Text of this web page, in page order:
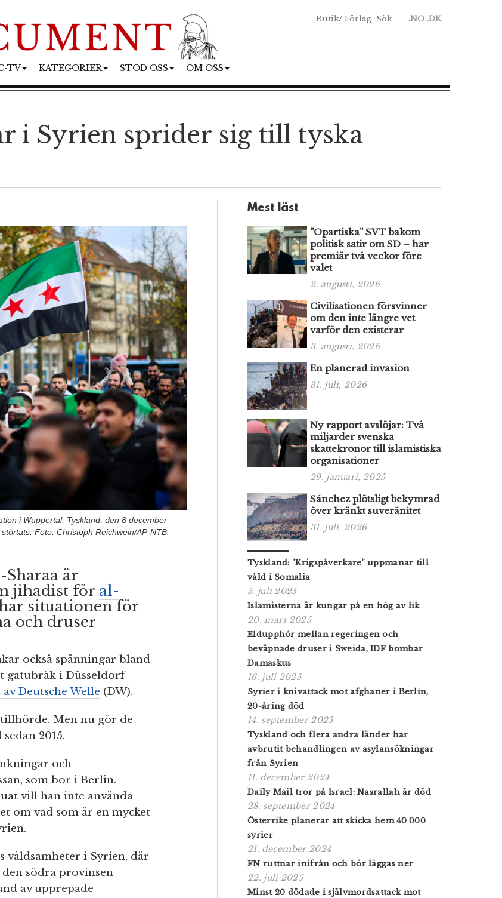
Butik/ Förlag Sök .NO .DK
TV KATEGORIER STÖD OSS OM OSS
i Syrien sprider sig till tyska
i Wuppertal, Tyskland, den 8 december
Foto: Christoph Reichwein/AP-NTB.
är
jihadist för al-
situationen för
och druser
också spänningar bland
gatubråk i Düsseldorf
Deutsche Welle (DW).
Men nu gör de
2015.
och
som bor i Berlin.
vill han inte använda
om vad som är en mycket
våldsamheter i Syrien, där
södra provinsen
av upprepade
Mest läst
”Opartiska” SVT bakom
politisk satir om SD – har
premiär två veckor före
valet
2. augusti, 2026
Civilisationen försvinner
om den inte längre vet
varför den existerar
3. augusti, 2026
En planerad invasion
31. juli, 2026
Ny rapport avslöjar: Två
miljarder svenska
skattekronor till islamistiska
organisationer
29. januari, 2025
Sánchez plötsligt bekymrad
över kränkt suveränitet
31. juli, 2026
Tyskland: "Krigspåverkare" uppmanar till
våld i Somalia
5. juli 2025
Islamisterna är kungar på en hög av lik
20. mars 2025
Eldupphör mellan regeringen och
beväpnade druser i Sweida, IDF bombar
Damaskus
16. juli 2025
Syrier i knivattack mot afghaner i Berlin,
20-åring död
14. september 2025
Tyskland och flera andra länder har
avbrutit behandlingen av asylansökningar
från Syrien
11. december 2024
Daily Mail tror på Israel: Nasrallah är död
28. september 2024
Österrike planerar att skicka hem 40 000
syrier
21. december 2024
FN ruttnar inifrån och bör läggas ner
22. juli 2025
Minst 20 dödade i självmordsattack mot